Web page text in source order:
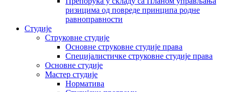
ризицима од повреде принципа родне
равноправности
Студије
Струковне студије
Основне струковне студије права
Специјалистичке струковне студије права
Основне студије
Мастер студије
Норматива